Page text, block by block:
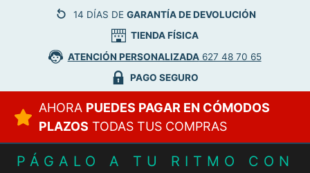
14 DÍAS DE GARANTÍA DE DEVOLUCIÓN
TIENDA FÍSICA
ATENCIÓN PERSONALIZADA627 48 70 65
PAGO SEGURO
AHORA PUEDES PAGAR EN CÓMODOS
PLAZOS TODAS TUS COMPRAS
PÁGALO A TU RITMO CON